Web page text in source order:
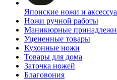
Японские ножи и
Ножи ручной работы
Маникюрные
Уцененные товары
Кухонные ножи
Товары для дома
Заточка ножей
Благовония